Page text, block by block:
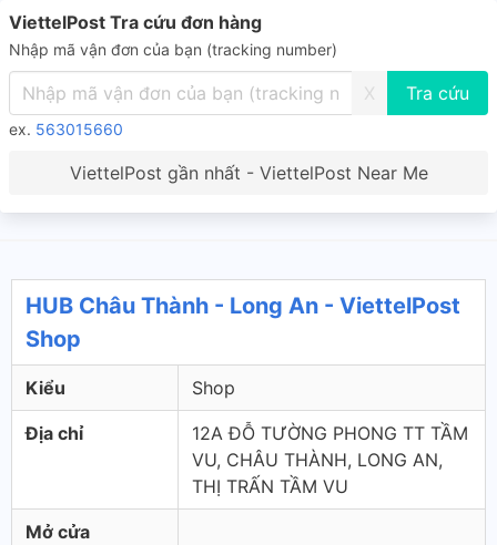
ViettelPost Tra cứu đơn hàng
Nhập mã vận đơn của bạn (tracking number)
X
ex. 563015660
ViettelPost gần nhất - ViettelPost Near Me
HUB Châu Thành - Long An - ViettelPost
Shop
Kiểu Shop
Địa chỉ
12A ĐỖ TƯỜNG PHONG TT TẦM
VU, CHÂU THÀNH, LONG AN,
THỊ TRẤN TẦM VU
Mở cửa